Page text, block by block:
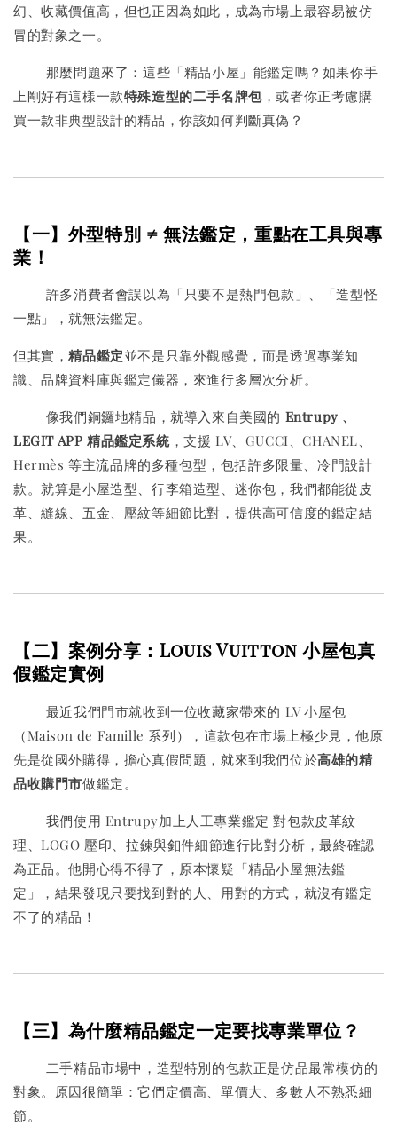
幻、收藏價值高，但也正因為如此，成為市場上最容易被仿
冒的對象之一。
那麼問題來了：這些「精品小屋」能鑑定嗎？如果你手
上剛好有這樣一款特殊造型的二手名牌包，或者你正考慮購
買一款非典型設計的精品，你該如何判斷真偽？
【一】外型特別 ≠ 無法鑑定，重點在工具與專
業！
許多消費者會誤以為「只要不是熱門包款」、「造型怪
一點」，就無法鑑定。
但其實，精品鑑定並不是只靠外觀感覺，而是透過專業知
識、品牌資料庫與鑑定儀器，來進行多層次分析。
像我們銅鑼地精品，就導入來自美國的 Entrupy 、
LEGIT APP 精品鑑定系統，支援 LV、GUCCI、CHANEL、
Hermès 等主流品牌的多種包型，包括許多限量、冷門設計
款。就算是小屋造型、行李箱造型、迷你包，我們都能從皮
革、縫線、五金、壓紋等細節比對，提供高可信度的鑑定結
果。
【二】案例分享：Louis Vuitton 小屋包真
假鑑定實例
最近我們門市就收到一位收藏家帶來的 LV 小屋包
（Maison de Famille 系列），這款包在市場上極少見，他原
先是從國外購得，擔心真假問題，就來到我們位於高雄的精
品收購門市做鑑定。
我們使用 Entrupy加上人工專業鑑定 對包款皮革紋
理、LOGO 壓印、拉鍊與釦件細節進行比對分析，最終確認
為正品。他開心得不得了，原本懷疑「精品小屋無法鑑
定」，結果發現只要找到對的人、用對的方式，就沒有鑑定
不了的精品！
【三】為什麼精品鑑定一定要找專業單位？
二手精品市場中，造型特別的包款正是仿品最常模仿的
對象。原因很簡單：它們定價高、單價大、多數人不熟悉細
節。